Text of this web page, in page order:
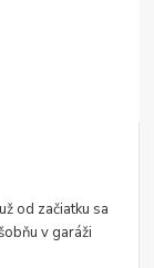
od začiatku sa
v garáži